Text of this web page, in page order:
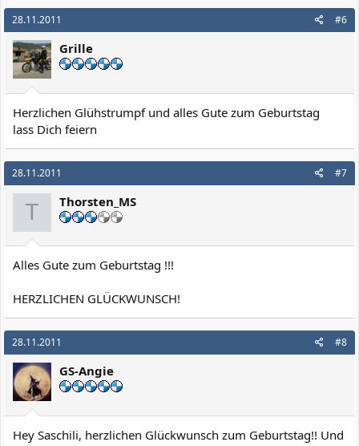
28.11.2011 #6
Grille
Herzlichen Glühstrumpf und alles Gute zum Geburtstag
lass Dich feiern
28.11.2011 #7
T Thorsten_MS
Alles Gute zum Geburtstag !!!
HERZLICHEN GLÜCKWUNSCH!
28.11.2011 #8
GS-Angie
Hey Saschili, herzlichen Glückwunsch zum Geburtstag!! Und